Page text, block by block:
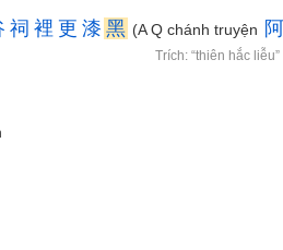
祠 裡 更 漆 黑 (A Q chánh truyện 阿
Trích: “thiên hắc liễu”